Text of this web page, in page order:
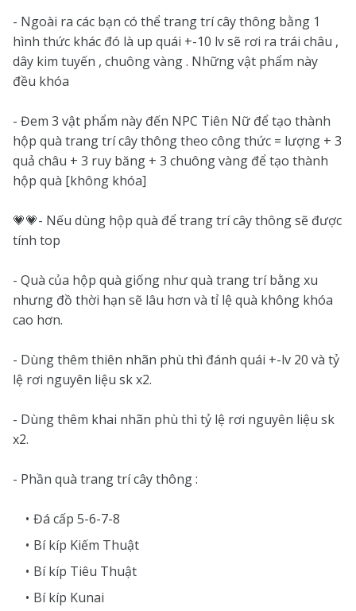
- Ngoài ra các bạn có thể trang trí cây thông bằng 1
hình thức khác đó là up quái +-10 lv sẽ rơi ra trái châu ,
dây kim tuyến , chuông vàng . Những vật phẩm này
đều khóa
- Đem 3 vật phẩm này đến NPC Tiên Nữ để tạo thành
hộp quà trang trí cây thông theo công thức = lượng + 3
quả châu + 3 ruy băng + 3 chuông vàng để tạo thành
hộp quà [không khóa]
💗💗- Nếu dùng hộp quà để trang trí cây thông sẽ được
tính top
- Quà của hộp quà giống như quà trang trí bằng xu
nhưng đồ thời hạn sẽ lâu hơn và tỉ lệ quà không khóa
cao hơn.
- Dùng thêm thiên nhãn phù thì đánh quái +-lv 20 và tỷ
lệ rơi nguyên liệu sk x2.
- Dùng thêm khai nhãn phù thì tỷ lệ rơi nguyên liệu sk
x2.
- Phần quà trang trí cây thông :
Đá cấp 5-6-7-8
Bí kíp Kiếm Thuật
Bí kíp Tiêu Thuật
Bí kíp Kunai